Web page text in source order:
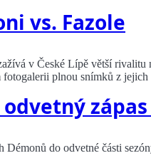
vs. Fazole
v České Lípě větší
plnou snímků z jejich
Démonů do odvetné části